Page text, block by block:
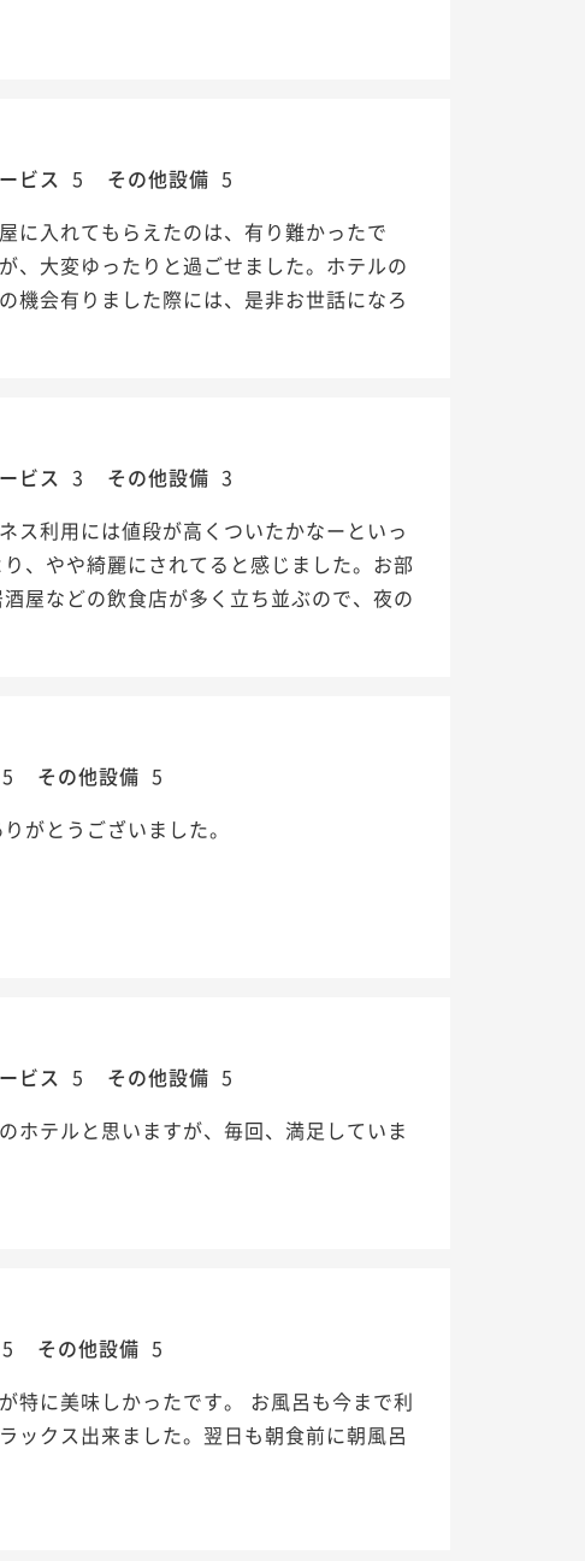
ビス 5 その他設備 5
に入れてもらえたのは、有り難かったで
、大変ゆったりと過ごせました。ホテルの
機会有りました際には、是非お世話になろ
ビス 3 その他設備 3
ス利用には値段が高くついたかなーといっ
、やや綺麗にされてると感じました。お部
屋などの飲食店が多く立ち並ぶので、夜の
5 その他設備 5
がとうございました。
ビス 5 その他設備 5
ホテルと思いますが、毎回、満足していま
5 その他設備 5
特に美味しかったです。 お風呂も今まで利
ックス出来ました。翌日も朝食前に朝風呂